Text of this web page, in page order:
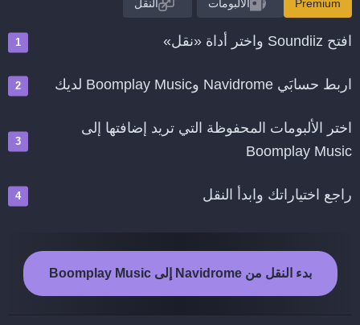
Premium الألبومات النقل
افتح Soundiiz واختر أداة «نقل»
اربط حسابَي Navidrome وBoomplay Music لديك
اختر الألبومات المحفوظة التي تريد إضافتها إلى
Boomplay Music
راجع اختياراتك وابدأ النقل
بدء النقل من Navidrome إلى Boomplay Music